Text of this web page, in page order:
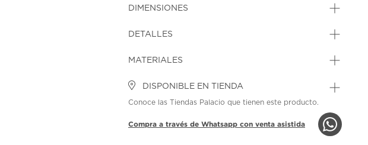
DIMENSIONES
DETALLES
MATERIALES
DISPONIBLE EN TIENDA
Conoce las Tiendas Palacio que tienen este producto.
Compra a través de Whatsapp con venta asistida